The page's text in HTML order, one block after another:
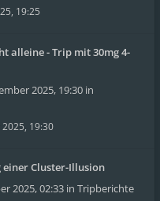
19:25
alleine - Trip mit 30mg 4-
2025, 19:30 in
19:30
einer Cluster-Illusion
2025, 02:33 in Tripberichte